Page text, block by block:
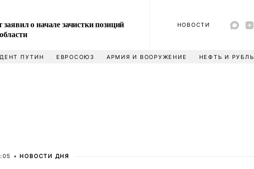
о начале зачистки позиций
НОВОСТИ
ПУТИН ЕВРОСОЮЗ АРМИЯ И ВООРУЖЕНИЕ НЕФТЬ И РУБЛЬ
• НОВОСТИ ДНЯ